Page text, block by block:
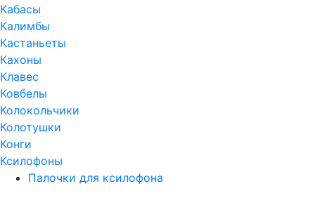
Кабасы
Калимбы
Кастаньеты
Кахоны
Клавес
Ковбелы
Колокольчики
Колотушки
Конги
Ксилофоны
Палочки для ксилофона